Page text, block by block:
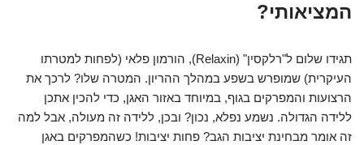
המציאותי?
תגידו שלום ל"רלקסין" (Relaxin), הורמון פלאי (לפחות למטרתו
העיקרית) שמופרש בשפע במהלך ההריון. המטרה שלו? לרכך את
הרצועות והמפרקים בגוף, במיוחד באזור האגן, כדי להכין אתכן
ללידה הגדולה. נשמע נפלא, נכון? ובכן, ללידה זה מעולה, אבל למה
זה אומר מבחינת יציבות הגב? פחות יציבות! כשהמפרקים באגן